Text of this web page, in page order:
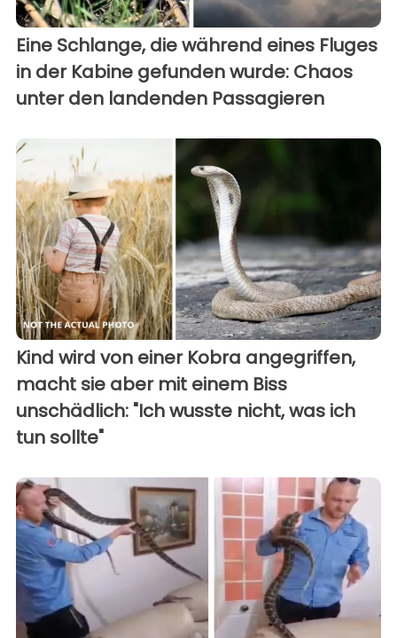
Eine Schlange, die während eines Fluges
in der Kabine gefunden wurde: Chaos
unter den landenden Passagieren
Kind wird von einer Kobra angegriffen,
macht sie aber mit einem Biss
unschädlich: "Ich wusste nicht, was ich
tun sollte"